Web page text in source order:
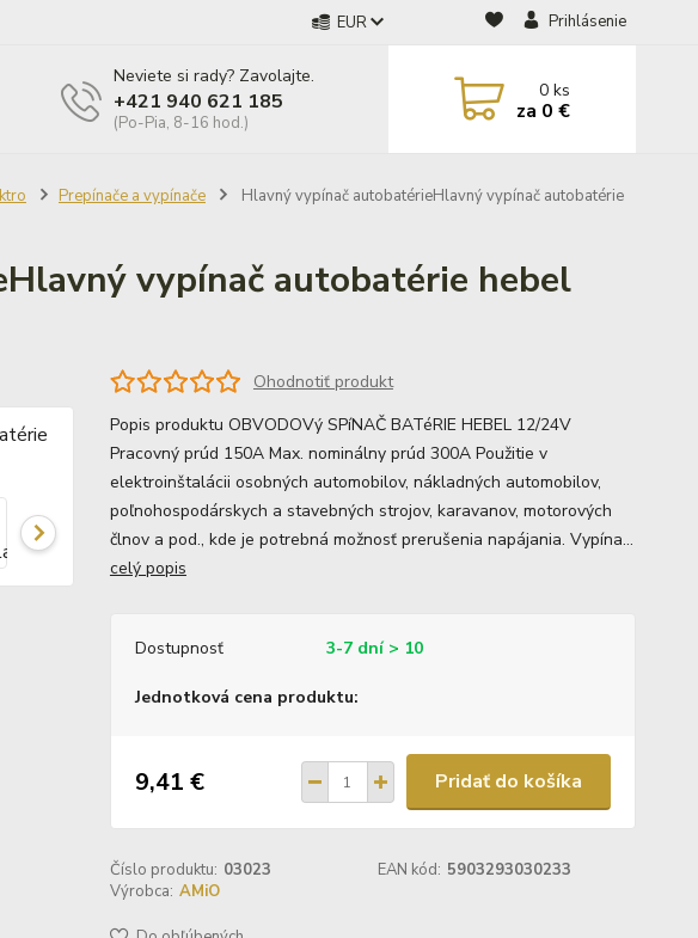
EUR Prihlásenie
Neviete si rady? Zavolajte.
+421 940 621 185
(Po-Pia, 8-16 hod.)
0ks
za 0 €
Prepínače a vypínače
Hlavný vypínač autobatérieHlavný vypínač autobatérie
vypínač autobatérie hebel
Ohodnotiť produkt
Popis produktu OBVODOVý SPíNAČ BATéRIE HEBEL 12/24V
Pracovný prúd 150A Max. nominálny prúd 300A Použitie v
elektroinštalácii osobných automobilov, nákladných automobilov,
poľnohospodárskych a stavebných strojov, karavanov, motorových
člnov a pod., kde je potrebná možnosť prerušenia napájania. Vypína...
celý popis
Dostupnosť 3-7 dní > 10
Jednotková cena produktu:
9,41 € Pridať do košíka
Číslo produktu: 03023 EAN kód: 5903293030233
Výrobca: AMiO